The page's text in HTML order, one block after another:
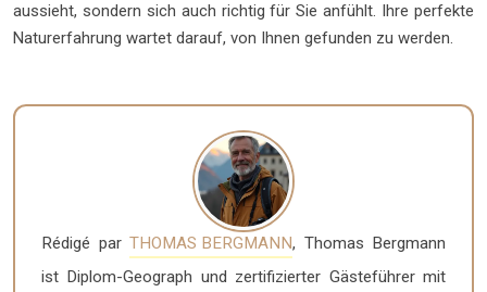
aussieht, sondern sich auch richtig für Sie anfühlt. Ihre perfekte
Naturerfahrung wartet darauf, von Ihnen gefunden zu werden.
Rédigé par THOMAS BERGMANN, Thomas Bergmann
ist Diplom-Geograph und zertifizierter Gästeführer mit